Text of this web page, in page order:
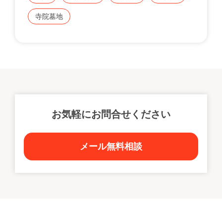
寺院墓地
お気軽にお問合せください
メール無料相談